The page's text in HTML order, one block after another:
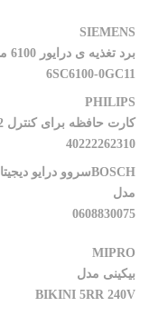
SIEMENS
برد تغذیه ی درایور 6100 مدل
6SC6100-0GC11
PHILIPS
کارت حافظه برای کنترل PHILIPS 432
40222262310
مدل
0608830075
MIPRO
بیکینی مدل
BIKINI 5RR 240V